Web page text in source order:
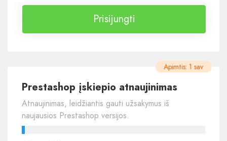
Prisijungti
Apimtis: 1 sav
Prestashop įskiepio atnaujinimas
Atnaujinimas, leidžiantis gauti užsakymus iš
naujausios Prestashop versijos.